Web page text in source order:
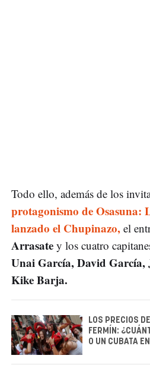
Todo ello, además de los
protagonismo de Osasuna:
lanzado el Chupinazo, el
Arrasate y los cuatro
Unai García, David García,
Kike Barja.
LOS PRECIOS
FERMÍN:
O UN CUBATA